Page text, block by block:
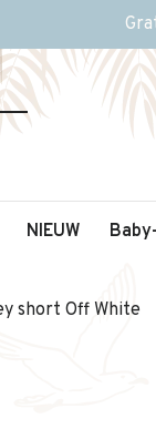
NIEUW
short Off White